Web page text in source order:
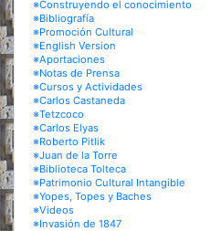
※Construyendo el conocimiento
※Bibliografía
※Promoción Cultural
※English Version
※Aportaciones
※Notas de Prensa
※Cursos y Actividades
※Carlos Castaneda
※Tetzcoco
※Carlos Elyas
※Roberto Pitlik
※Juan de la Torre
※Biblioteca Tolteca
※Patrimonio Cultural Intangible
※Yopes, Topes y Baches
※Videos
※Invasión de 1847